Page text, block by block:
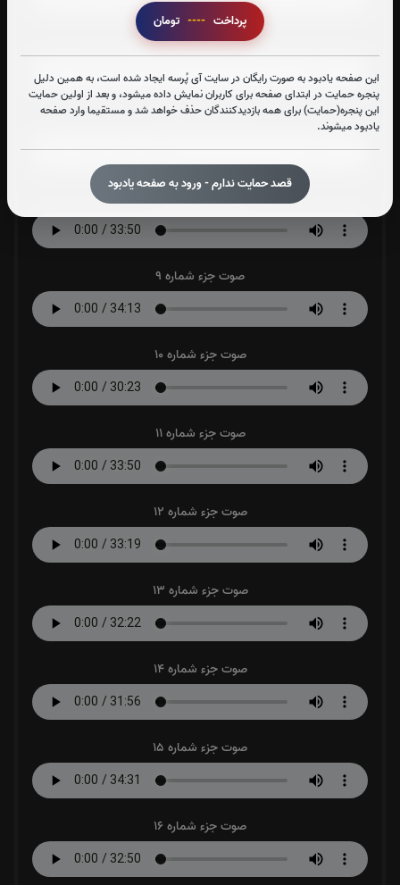
پرداخت ----
این صفحه یادبود به صورت رایگان در سایت آی پُرسه ایجاد شده است، به همین دلیل
پنجره حمایت در ابتدای صفحه برای کاربران نمایش داده میشود، و بعد از اولین حمایت
این پنجره(حمایت) برای همه بازدیدکنندگان حذف خواهد شد و مستقیما وارد صفحه
یادبود میشوند.
قصد حمایت ندارم - ورود به صفحه یادبود
صوت جزء شماره 6
صوت جزء شماره 7
صوت جزء شماره 9
صوت جزء شماره 10
صوت جزء شماره 11
صوت جزء شماره 12
صوت جزء شماره 13
صوت جزء شماره 14
صوت جزء شماره 15
صوت جزء شماره 16